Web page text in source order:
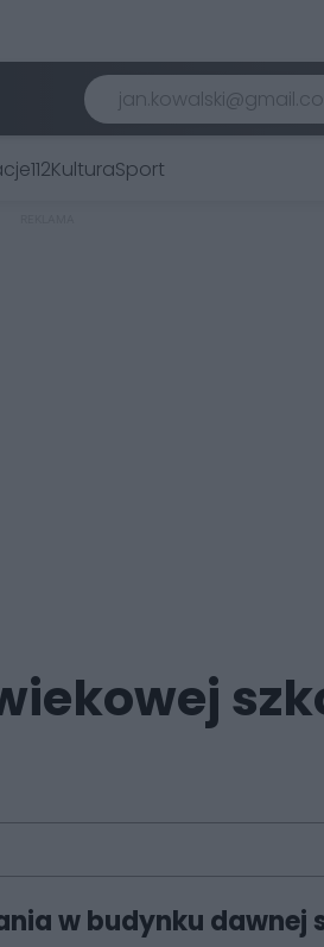
112KulturaSport
w budynku dawnej